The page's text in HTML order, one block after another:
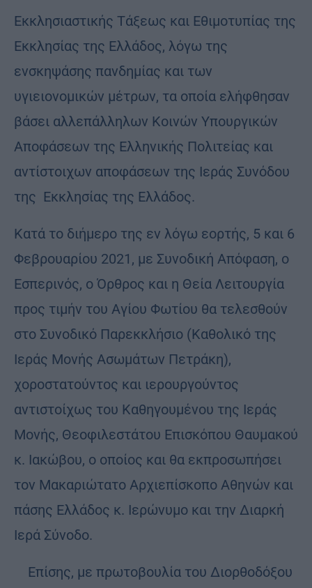
Εκκλησιαστικής Τάξεως και Εθιμοτυπίας της
Εκκλησίας της Ελλάδος, λόγω της
ενσκηψάσης πανδημίας και των
υγιειονομικών μέτρων, τα οποία ελήφθησαν
βάσει αλλεπάλληλων Κοινών Υπουργικών
Αποφάσεων της Ελληνικής Πολιτείας και
αντίστοιχων αποφάσεων της Ιεράς Συνόδου
της Εκκλησίας της Ελλάδος.
Κατά το διήμερο της εν λόγω εορτής, 5 και 6
Φεβρουαρίου 2021, με Συνοδική Απόφαση, ο
Εσπερινός, ο Όρθρος και η Θεία Λειτουργία
προς τιμήν του Αγίου Φωτίου θα τελεσθούν
στο Συνοδικό Παρεκκλήσιο (Καθολικό της
Ιεράς Μονής Ασωμάτων Πετράκη),
χοροστατούντος και ιερουργούντος
αντιστοίχως του Καθηγουμένου της Ιεράς
Μονής, Θεοφιλεστάτου Επισκόπου Θαυμακού
κ. Ιακώβου, ο οποίος και θα εκπροσωπήσει
τον Μακαριώτατο Αρχιεπίσκοπο Αθηνών και
πάσης Ελλάδος κ. Ιερώνυμο και την Διαρκή
Ιερά Σύνοδο.
Επίσης, με πρωτοβουλία του Διορθοδόξου